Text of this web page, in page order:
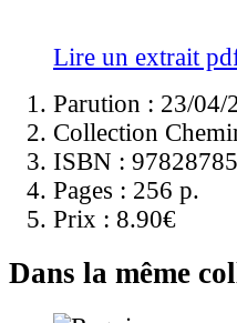
Lire un extrait
Parution : 23/04/
Collection
ISBN :
Pages : 256 p.
Prix : 8.90€
Dans la même